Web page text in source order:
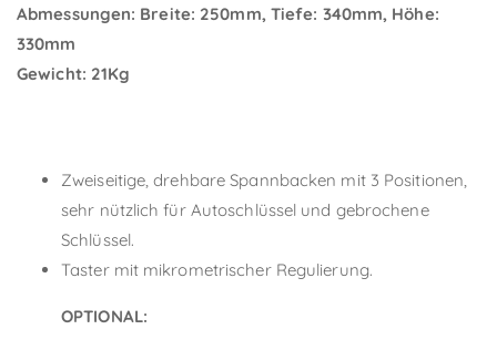
Abmessungen: Breite: 250mm, Tiefe: 340mm, Höhe:
330mm
Gewicht: 21Kg
Zweiseitige, drehbare Spannbacken mit 3 Positionen,
sehr nützlich für Autoschlüssel und gebrochene
Schlüssel.
Taster mit mikrometrischer Regulierung.
OPTIONAL: